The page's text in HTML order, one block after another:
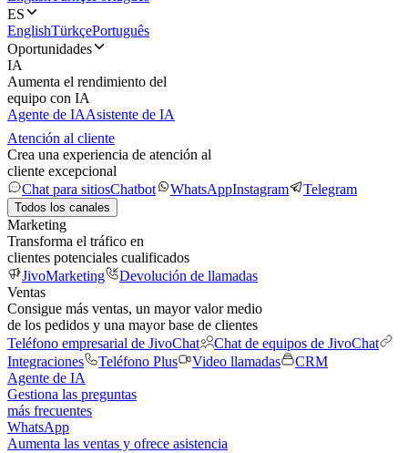
ES
EnglishTürkçePortuguês
Oportunidades
IA
Aumenta el rendimiento del
equipo con IA
Agente de IAAsistente de IA
Atención al cliente
Crea una experiencia de atención al
cliente excepcional
Chat para sitiosChatbot WhatsAppInstagram Telegram
Todos los canales
Marketing
Transforma el tráfico en
clientes potenciales cualificados
JivoMarketing
Devolución de llamadas
Ventas
Consigue más ventas, un mayor valor medio
de los pedidos y una mayor base de clientes
Teléfono empresarial de JivoChat
Chat de equipos de JivoChat
Integraciones
Teléfono Plus Video llamadas
CRM
Agente de IA
Gestiona las preguntas
más frecuentes
WhatsApp
Aumenta las ventas y ofrece asistencia